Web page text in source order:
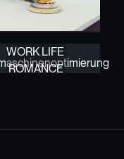
WORK LIFE
ROMANCE